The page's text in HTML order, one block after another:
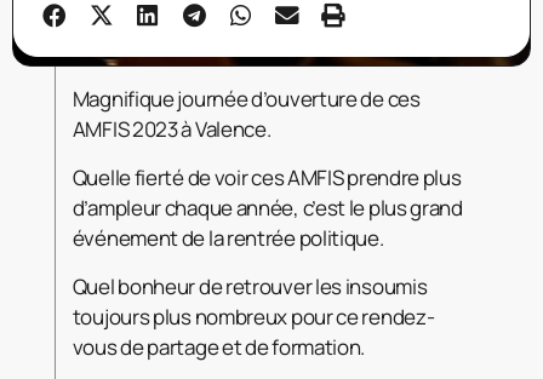
Magnifique journée d’ouverture de ces
AMFIS 2023 à Valence.
Quelle fierté de voir ces AMFIS prendre plus
d’ampleur chaque année, c’est le plus grand
événement de la rentrée politique.
Quel bonheur de retrouver les insoumis
toujours plus nombreux pour ce rendez-
vous de partage et de formation.